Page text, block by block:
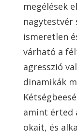
megélések
nagytestvér
ismeretlen
várható a
agresszió
dinamikák
amint érted
okait, és